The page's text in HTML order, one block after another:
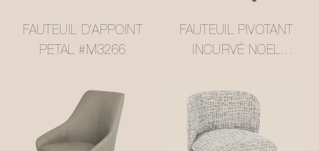
FAUTEUIL D'APPOINT
PETAL #M3266
FAUTEUIL PIVOTANT
INCURVÉ NOEL